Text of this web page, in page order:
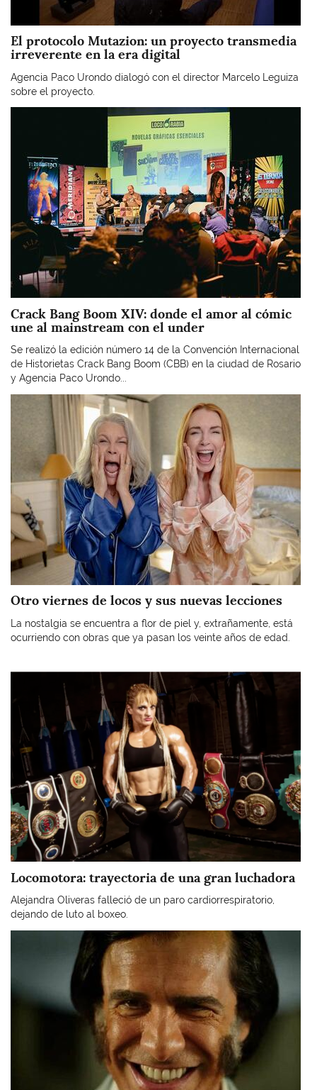
El protocolo Mutazion: un proyecto transmedia
irreverente en la era digital
Agencia Paco Urondo dialogó con el director Marcelo Leguiza
sobre el proyecto.
Crack Bang Boom XIV: donde el amor al cómic
une al mainstream con el under
Se realizó la edición número 14 de la Convención Internacional
de Historietas Crack Bang Boom (CBB) en la ciudad de Rosario
y Agencia Paco Urondo...
Otro viernes de locos y sus nuevas lecciones
La nostalgia se encuentra a flor de piel y, extrañamente, está
ocurriendo con obras que ya pasan los veinte años de edad.
Locomotora: trayectoria de una gran luchadora
Alejandra Oliveras falleció de un paro cardiorrespiratorio,
dejando de luto al boxeo.